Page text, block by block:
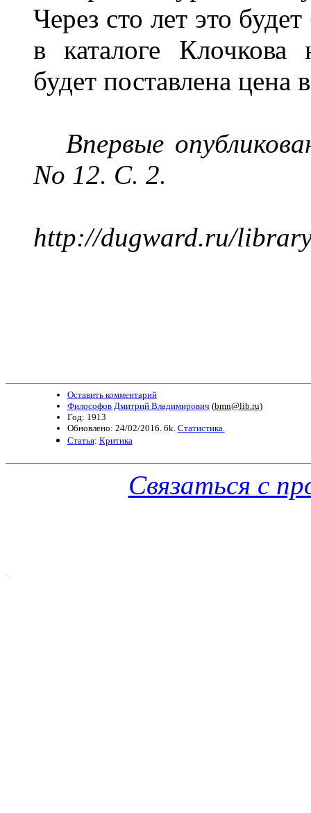
Через сто лет это
в каталоге
будет поставлена цена
Впервые
No 12. С. 2.
http://dugward.ru/
Оставить комментарий
Философов Дмитрий Владимирович (bmn@lib.ru)
Год: 1913
Обновлено: 24/02/2016. 6k. Статистика.
Статья: Критика
Связаться с